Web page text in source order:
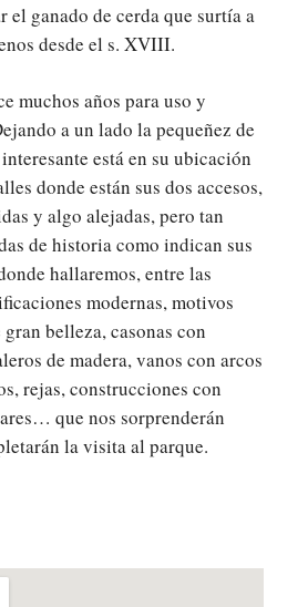
el ganado de cerda que surtía a
desde el s. XVIII.
muchos años para uso y
a un lado la pequeñez de
está en su ubicación
donde están sus dos accesos,
y algo alejadas, pero tan
de historia como indican sus
hallaremos, entre las
modernas, motivos
belleza, casonas con
de madera, vanos con arcos
rejas, construcciones con
que nos sorprenderán
la visita al parque.